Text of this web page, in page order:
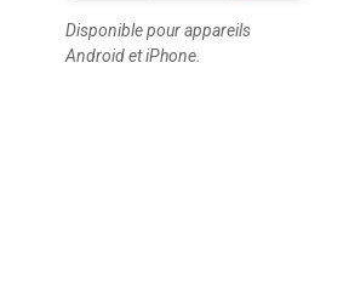
Disponible pour appareils
Android et iPhone.